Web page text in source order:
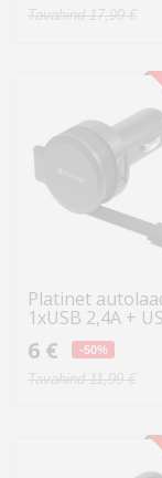
Tavahind 17,99 €
Platinet
1xUSB 2,4A +
kaabel (44652)
6 € -50%
Tavahind 11,99 €